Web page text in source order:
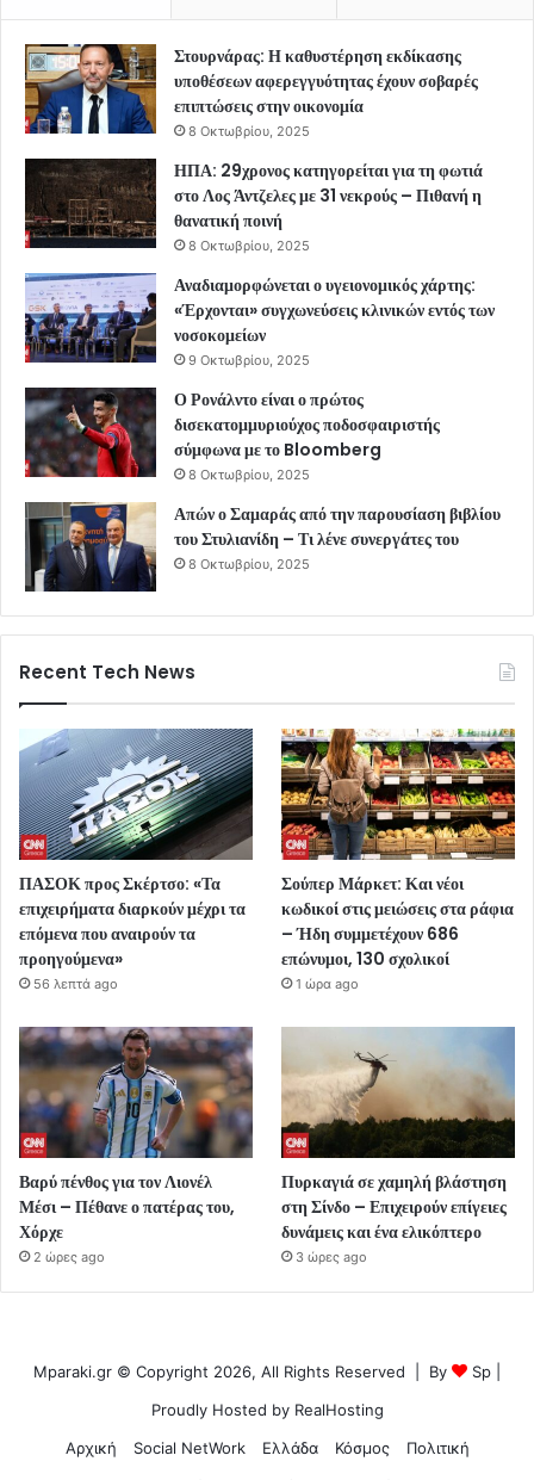
Στουρνάρας: Η καθυστέρηση εκδίκασης
υποθέσεων αφερεγγυότητας έχουν σοβαρές
επιπτώσεις στην οικονομία
8 Οκτωβρίου, 2025
ΗΠΑ: 29χρονος κατηγορείται για τη φωτιά
στο Λος Άντζελες με 31 νεκρούς – Πιθανή η
θανατική ποινή
8 Οκτωβρίου, 2025
Αναδιαμορφώνεται ο υγειονομικός χάρτης:
«Έρχονται» συγχωνεύσεις κλινικών εντός των
νοσοκομείων
9 Οκτωβρίου, 2025
Ο Ρονάλντο είναι ο πρώτος
δισεκατομμυριούχος ποδοσφαιριστής
σύμφωνα με το Bloomberg
8 Οκτωβρίου, 2025
Απών ο Σαμαράς από την παρουσίαση βιβλίου
του Στυλιανίδη – Τι λένε συνεργάτες του
8 Οκτωβρίου, 2025
Recent Tech News
ΠΑΣΟΚ προς Σκέρτσο: «Τα
επιχειρήματα διαρκούν μέχρι τα
επόμενα που αναιρούν τα
προηγούμενα»
56 λεπτά ago
Σούπερ Μάρκετ: Και νέοι
κωδικοί στις μειώσεις στα ράφια
– Ήδη συμμετέχουν 686
επώνυμοι, 130 σχολικοί
1 ώρα ago
Βαρύ πένθος για τον Λιονέλ
Μέσι – Πέθανε ο πατέρας του,
Χόρχε
2 ώρες ago
Πυρκαγιά σε χαμηλή βλάστηση
στη Σίνδο – Επιχειρούν επίγειες
δυνάμεις και ένα ελικόπτερο
3 ώρες ago
Mparaki.gr © Copyright 2026, All Rights Reserved | By Sp
Proudly Hosted by RealHosting
Αρχική
Social NetWork Ελλάδα Κόσμος
Πολιτική